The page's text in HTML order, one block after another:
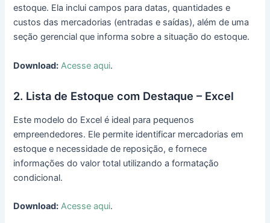
estoque. Ela inclui campos para datas, quantidades e
custos das mercadorias (entradas e saídas), além de uma
seção gerencial que informa sobre a situação do estoque.
Download: Acesse aqui.
2. Lista de Estoque com Destaque – Excel
Este modelo do Excel é ideal para pequenos
empreendedores. Ele permite identificar mercadorias em
estoque e necessidade de reposição, e fornece
informações do valor total utilizando a formatação
condicional.
Download: Acesse aqui.